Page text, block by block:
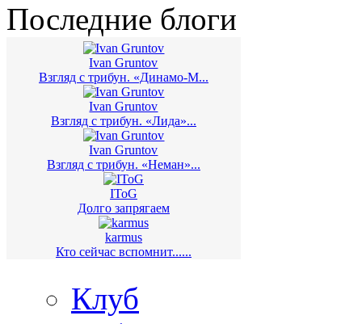
Последние блоги
Ivan Gruntov
Взгляд с трибун. «Динамо-М...
Ivan Gruntov
Взгляд с трибун. «Лида»...
Ivan Gruntov
Взгляд с трибун. «Неман»...
IToG
Долго запрягаем
karmus
Кто сейчас вспомнит......
Клуб